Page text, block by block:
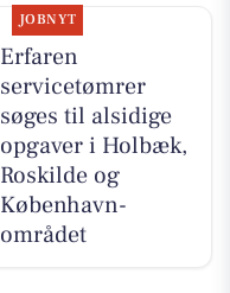
JOBNYT
Erfaren
servicetømrer
søges til alsidige
opgaver i Holbæk,
Roskilde og
København-
området